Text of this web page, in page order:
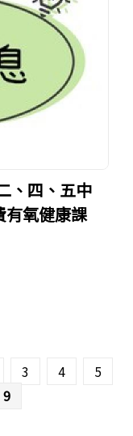
、四、五中
有氧健康課
3 4
5
9